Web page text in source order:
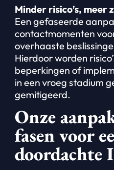
Minder risico’s, meer
Een gefaseerde
contactmomenten
overhaaste
Hierdoor worden
beperkingen of
in een vroeg stadium
gemitigeerd.
Onze
fasen voor
doordachte